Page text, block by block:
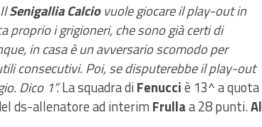
Senigallia Calciovuole giocare il play-out in
proprio i grigioneri, che sono già certi di
in casa è un avversario scomodo per
consecutivi. Poi, se disputerebbe il play-out
Dico 1”.La squadra diFenucciè 13^ a quota
ds-allenatore ad interim Frullaa 28 punti.Al